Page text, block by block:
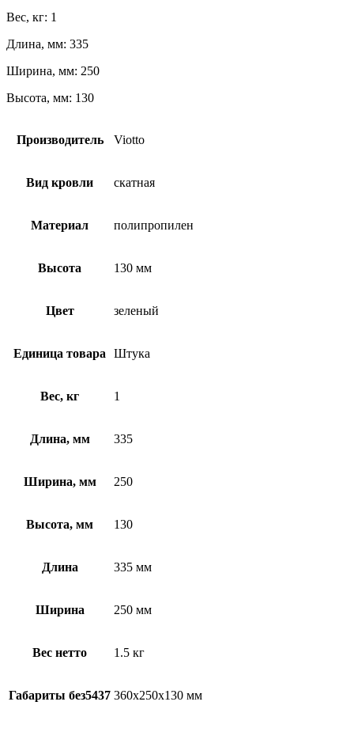
Вес, кг: 1
Длина, мм: 335
Ширина, мм: 250
Высота, мм: 130
Производитель Viotto
Вид кровли скатная
Материал полипропилен
Высота 130 мм
Цвет зеленый
Единица товара Штука
Вес, кг 1
Длина, мм 335
Ширина, мм 250
Высота, мм 130
Длина 335 мм
Ширина 250 мм
Вес нетто 1.5 кг
Габариты без5437 360x250x130 мм